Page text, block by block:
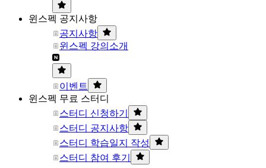
윈스펙 공지사항
공지사항
윈스펙 강의소개
이벤트
윈스펙 무료 스터디
스터디 신청하기
스터디 공지사항
스터디 학습일지 작성
스터디 참여 후기